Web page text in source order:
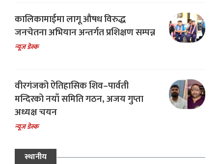
कालिकामाईमा लागू औषध विरुद्ध
जनचेतना अभियान अन्तर्गत प्रशिक्षण सम्पन्न
न्यूज डेस्क
वीरगंजको ऐतिहासिक शिव–पार्वती
मन्दिरको नयाँ समिति गठन, अजय गुप्ता
अध्यक्ष चयन
न्यूज डेस्क
स्थानीय